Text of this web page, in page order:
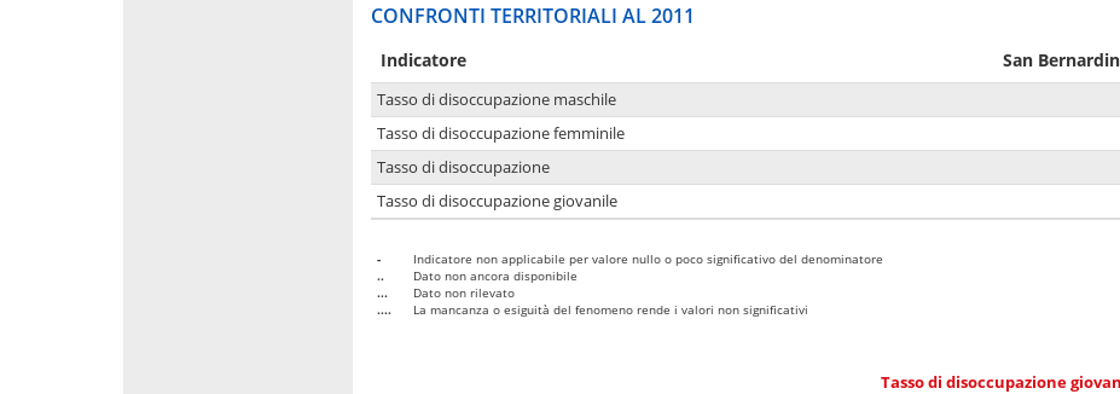
CONFRONTI TERRITORIALI AL 2011
Indicatore San
Tasso di disoccupazione maschile
Tasso di disoccupazione femminile
Tasso di disoccupazione
Tasso di disoccupazione giovanile
-
Indicatore non applicabile per valore nullo o poco significativo del denominatore
..
Dato non ancora disponibile
...
Dato non rilevato
....
La mancanza o esiguità del fenomeno rende i valori non significativi
Tasso di disoccupazione